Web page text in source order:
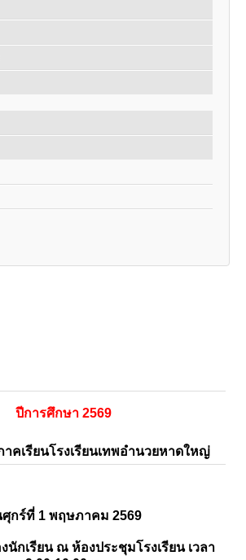
ปีการศึกษา 2569
คเรียนโรงเรียนเทพอำนวยหาดใหญ่
กร์ที่ 1 พฤษภาคม 2569
นักเรียน ณ ห้องประชุมโรงเรียน เวลา